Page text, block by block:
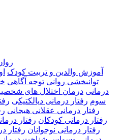
آموزش والدین و تربیت کودک
توانبخشی روانی توجه آگاهی
درمانی درمان اختلال های
سوم رفتار درمانی دیالکتیکی
رفتار درمانی عقلانی هیجانی
رفتار درمانی کودکان رفتار
رفتار درمانی نوجوانان رفتار